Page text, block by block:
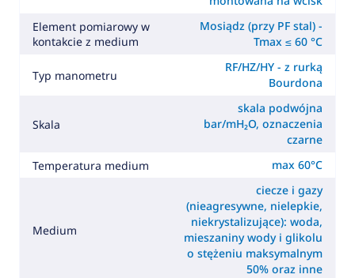
Element pomiarowy w
kontakcie z medium
Mosiądz (przy PF stal) -
Tmax ≤ 60 °C
Typ manometru
RF/HZ/HY - z rurką
Bourdona
Skala
skala podwójna
bar/mH₂O, oznaczenia
czarne
Temperatura medium
max 60°C
Medium
ciecze i gazy
(nieagresywne, nielepkie,
niekrystalizujące): woda,
mieszaniny wody i glikolu
o stężeniu maksymalnym
50% oraz inne